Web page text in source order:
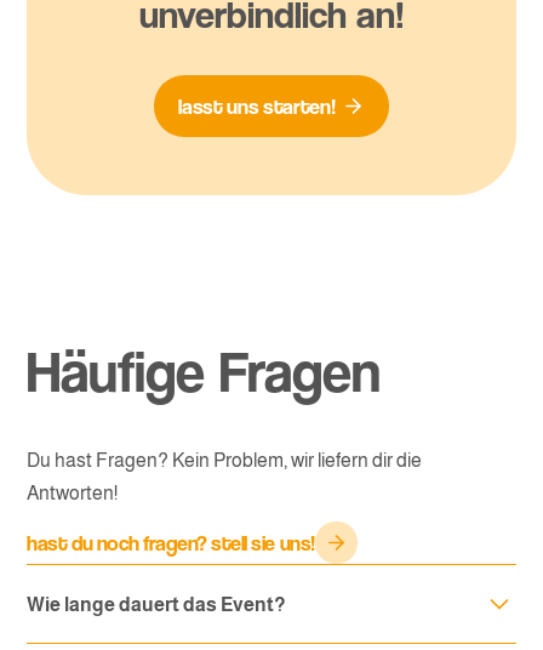
unverbindlich an!
lasst uns starten!
Häufige Fragen
Du hast Fragen? Kein Problem, wir liefern dir die
Antworten!
hast du noch fragen? stell sie uns!
Wie lange dauert das Event?